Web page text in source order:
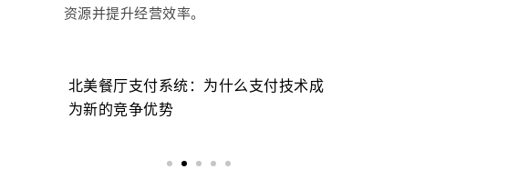
资源并提升经营效率。
科
北美餐厅支付系统：为什么支付技术成
为新的竞争优势